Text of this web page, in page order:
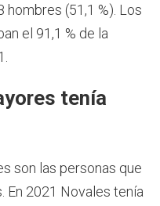
hombres (51,1 %). Los
el 91,1 % de la
tenía
son las personas que
En 2021 Novales tenía